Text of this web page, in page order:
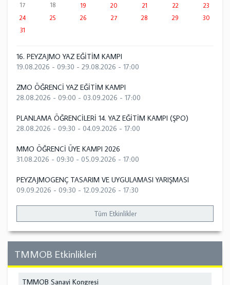
17
18 19 20 21 22
23
24
25 26 27 28 29
30
31
16. PEYZAJMO YAZ EĞİTİM KAMPI
19.08.2026 - 09:30 - 29.08.2026 - 17:00
ZMO ÖĞRENCİ YAZ EĞİTİM KAMPI
28.08.2026 - 09:00 - 03.09.2026 - 17:00
PLANLAMA ÖĞRENCİLERİ 14. YAZ EĞİTİM KAMPI (ŞPO)
28.08.2026 - 09:30 - 04.09.2026 - 17:00
MMO ÖĞRENCİ ÜYE KAMPI 2026
31.08.2026 - 09:30 - 05.09.2026 - 17:00
PEYZAJMOGENÇ TASARIM VE UYGULAMASI YARIŞMASI
09.09.2026 - 09:30 - 12.09.2026 - 17:30
Tüm Etkinlikler
TMMOB Etkinlikleri
TMMOB Sanayi Kongresi